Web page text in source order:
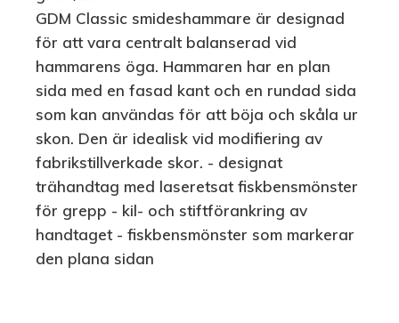
GDM Classic smideshammare är designad
för att vara centralt balanserad vid
hammarens öga. Hammaren har en plan
sida med en fasad kant och en rundad sida
som kan användas för att böja och skåla ur
skon. Den är idealisk vid modifiering av
fabrikstillverkade skor. - designat
trähandtag med laseretsat fiskbensmönster
för grepp - kil- och stiftförankring av
handtaget - fiskbensmönster som markerar
den plana sidan